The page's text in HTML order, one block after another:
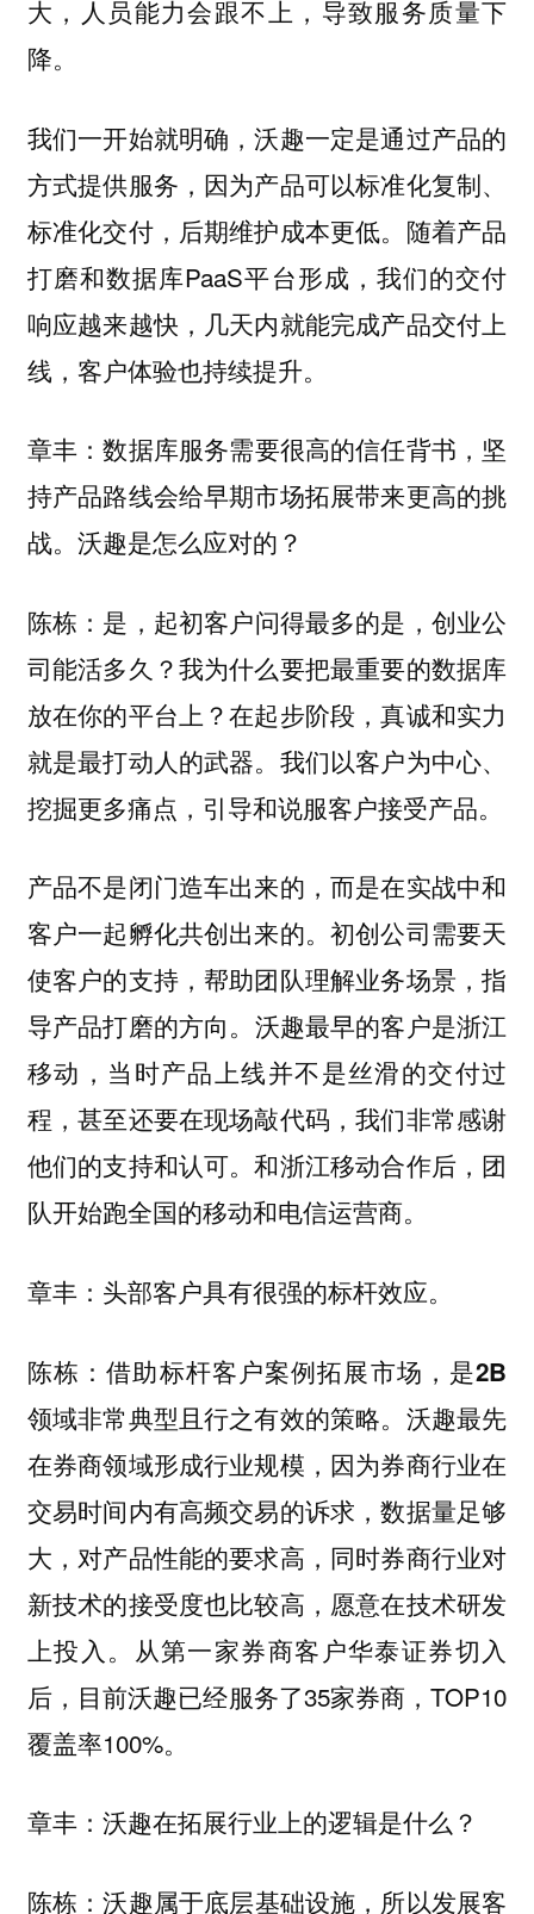
大，人员能力会跟不上，导致服务质量下
降。
我们一开始就明确，沃趣一定是通过产品的
方式提供服务，因为产品可以标准化复制、
标准化交付，后期维护成本更低。 随着产品
打磨和数据库PaaS平台形成，我们的交付
响应越来越快，几天内就能完成产品交付上
线，客户体验也持续提升。
章丰：数据库服务需要很高的信任背书，坚
持产品路线会给早期市场拓展带来更高的挑
战。沃趣是怎么应对的？
陈栋： 是，起初客户问得最多的是，创业公
司能活多久？我为什么要把最重要的数据库
放在你的平台上？在起步阶段，真诚和实力
就是最打动人的武器。我们以客户为中心、
挖掘更多痛点，引导和说服客户接受产品。
产品不是闭门造车出来的，而是在实战中和
客户一起孵化共创出来的。初创公司需要天
使客户的支持，帮助团队理解业务场景，指
导产品打磨的方向。 沃趣最早的客户是浙江
移动，当时产品上线并不是丝滑的交付过
程，甚至还要在现场敲代码，我们非常感谢
他们的支持和认可。和浙江移动合作后，团
队开始跑全国的移动和电信运营商。
章丰： 头部客户具有很强的标杆效应。
陈栋：借助标杆客户案例拓展市场，是2B
领域非常典型且行之有效的策略。 沃趣最先
在券商领域形成行业规模，因为券商行业在
交易时间内有高频交易的诉求，数据量足够
大，对产品性能的要求高，同时券商行业对
新技术的接受度也比较高，愿意在技术研发
上投入。从第一家券商客户华泰证券切入
后，目前沃趣已经服务了35家券商，TOP10
覆盖率100%。
章丰： 沃趣在拓展行业上的逻辑是什么？
陈栋：沃趣属于底层基础设施，所以发展客